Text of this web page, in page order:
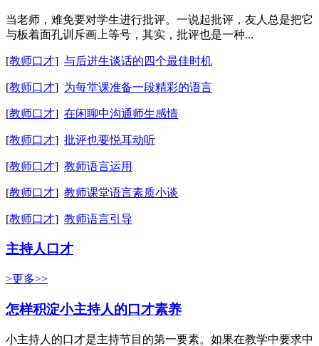
当老师，难免要对学生进行批评。一说起批评，友人总是把它
与板着面孔训斥画上等号，其实，批评也是一种...
[教师口才] 与后进生谈话的四个最佳时机
[教师口才] 为每堂课准备一段精彩的语言
[教师口才] 在闲聊中沟通师生感情
[教师口才] 批评也要悦耳动听
[教师口才] 教师语言运用
[教师口才] 教师课堂语言素质小谈
[教师口才] 教师语言引导
主持人口才
>更多>>
怎样积淀小主持人的口才素养
小主持人的口才是主持节目的第一要素。如果在教学中要求中